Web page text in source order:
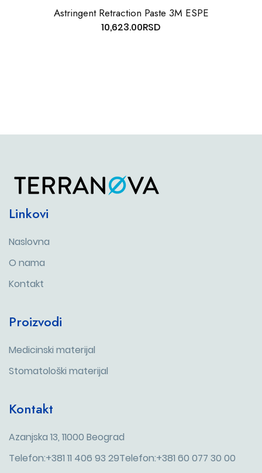
Astringent Retraction Paste 3M ESPE
10,623.00RSD
Linkovi
Naslovna
O nama
Kontakt
Proizvodi
Medicinski materijal
Stomatološki materijal
Kontakt
Azanjska 13, 11000 Beograd
Telefon:+381 11 406 93 29Telefon:+381 60 077 30 00